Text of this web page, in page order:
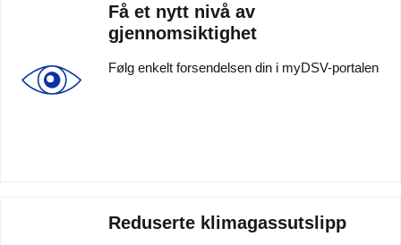
Få et nytt nivå av
gjennomsiktighet
Følg enkelt forsendelsen din i myDSV-portalen
Reduserte klimagassutslipp